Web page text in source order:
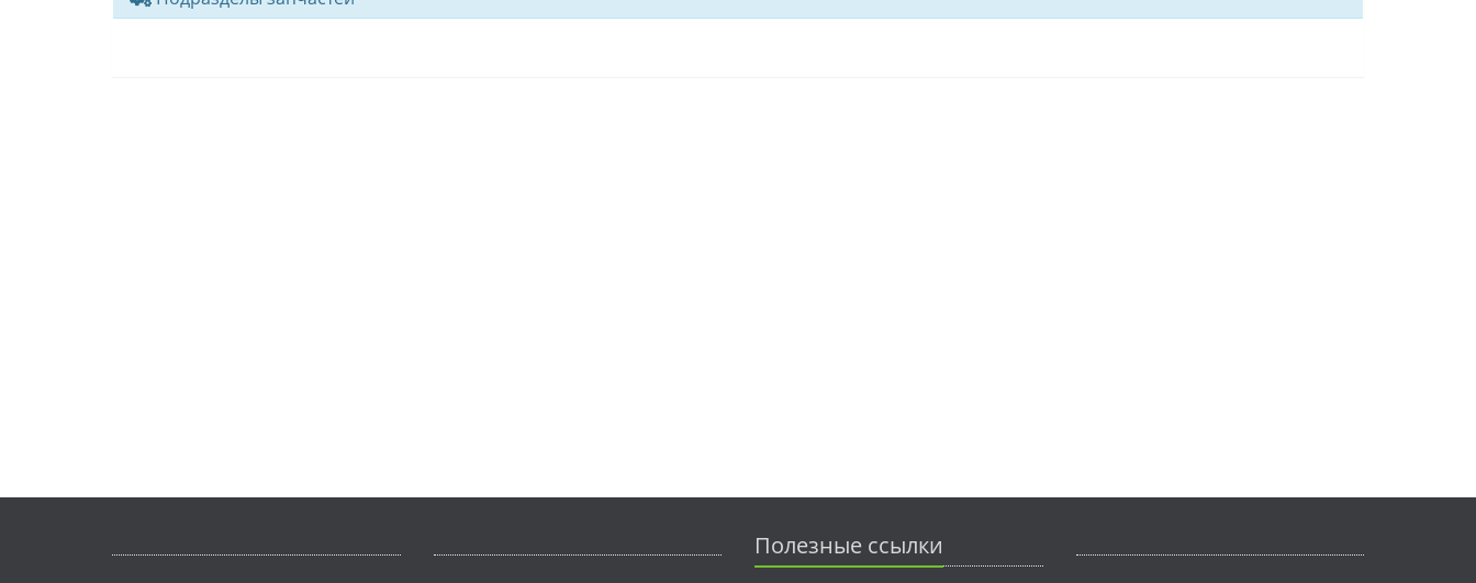
Полезные ссылки